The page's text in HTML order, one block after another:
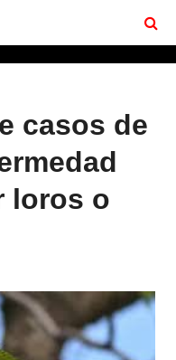
casos de
loros o